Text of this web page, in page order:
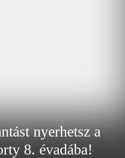
nyerhetsz a
8. évadába!